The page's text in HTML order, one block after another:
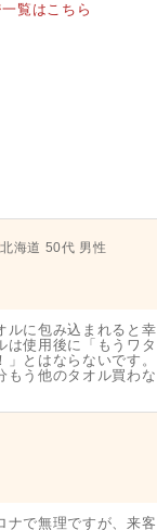
覧はこちら
北海道 50代 男性
ルに包み込まれると幸
は使用後に「もうワタ
とはならないです。
もう他のタオル買わな
ナで無理ですが、来客